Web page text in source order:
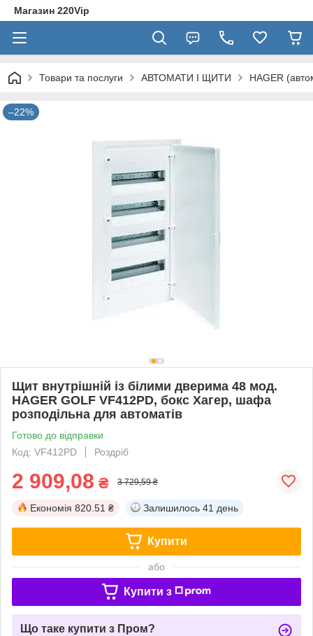
Магазин 220Vip
Товари та послуги АВТОМАТИ І ЩИТИ HAGER
–22%
Щит внутрішній із білими дверима 48 мод.
HAGER GOLF VF412РD, бокс Хагер, шафа
розподільна для автоматів
Готово до відправки
Код: VF412PD
Роздріб
2 909,08 ₴ 3 729,59 ₴
Економія 820.51 ₴ Залишилось 41 день
Купити
або
Купити з
Що таке купити з Пром?